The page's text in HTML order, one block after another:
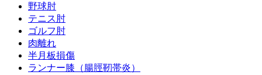
野球肘
テニス肘
ゴルフ肘
肉離れ
半月板損傷
ランナー膝（腸脛靭帯炎）